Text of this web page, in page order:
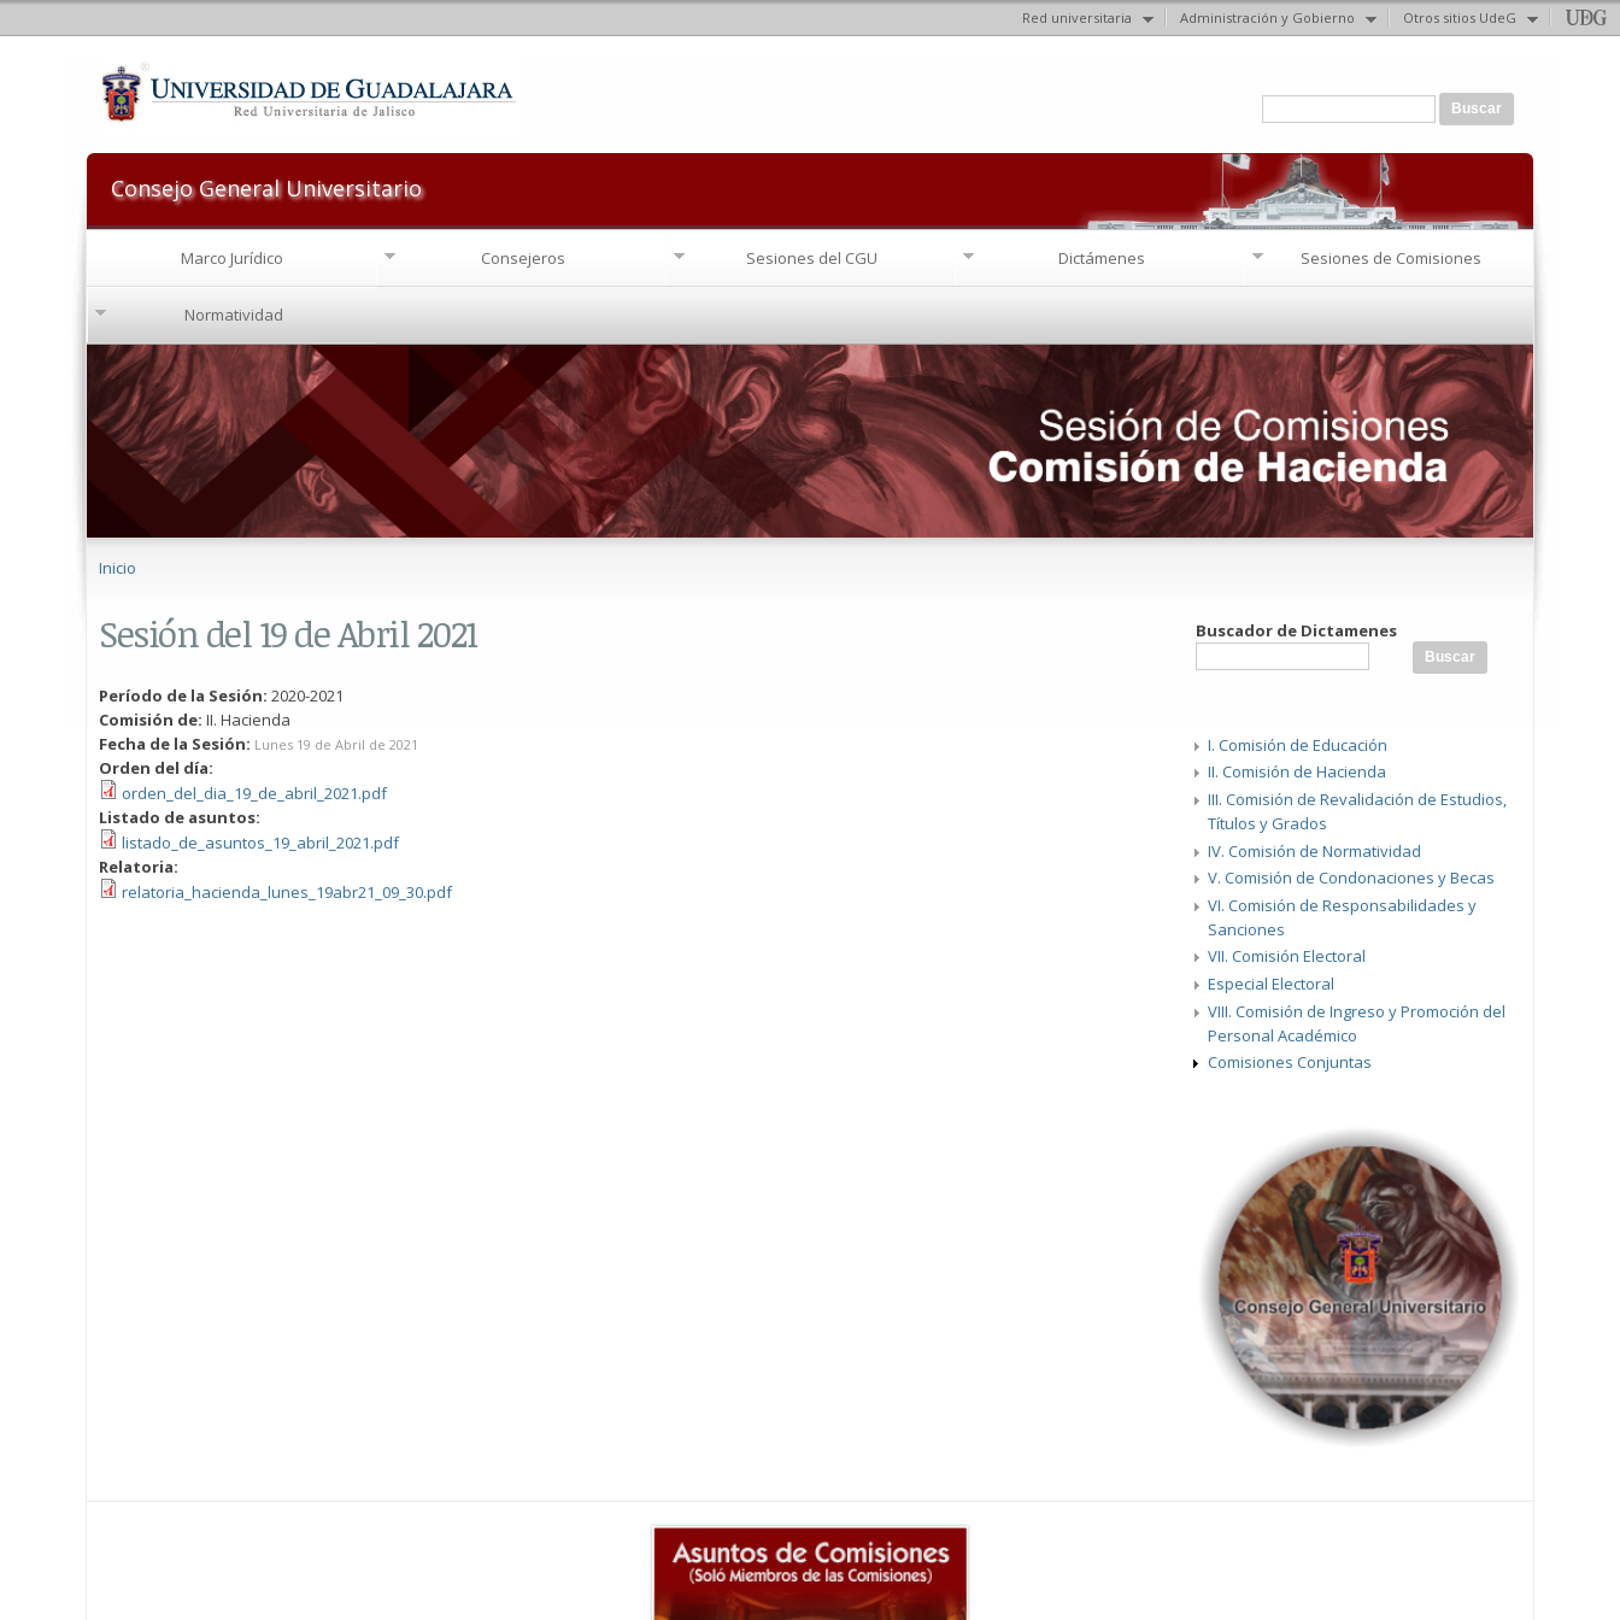
Red universitaria Administración y Gobierno Otros sitios UdeG
Formulario de búsqueda
Consejo General Universitario
Marco Jurídico Consejeros Sesiones del CGU Dictámenes Sesiones de Comisiones
Normatividad
Inicio
Sesión del 19 de Abril 2021
Período de la Sesión: 2020-2021
Comisión de: II. Hacienda
Fecha de la Sesión: Lunes 19 de Abril de 2021
Orden del día:
orden_del_dia_19_de_abril_2021.pdf
Listado de asuntos:
listado_de_asuntos_19_abril_2021.pdf
Relatoria:
relatoria_hacienda_lunes_19abr21_09_30.pdf
Buscador de Dictamenes
I. Comisión de Educación
II. Comisión de Hacienda
III. Comisión de Revalidación de Estudios,
Títulos y Grados
IV. Comisión de Normatividad
V. Comisión de Condonaciones y Becas
VI. Comisión de Responsabilidades y
Sanciones
VII. Comisión Electoral
Especial Electoral
VIII. Comisión de Ingreso y Promoción del
Personal Académico
Comisiones Conjuntas